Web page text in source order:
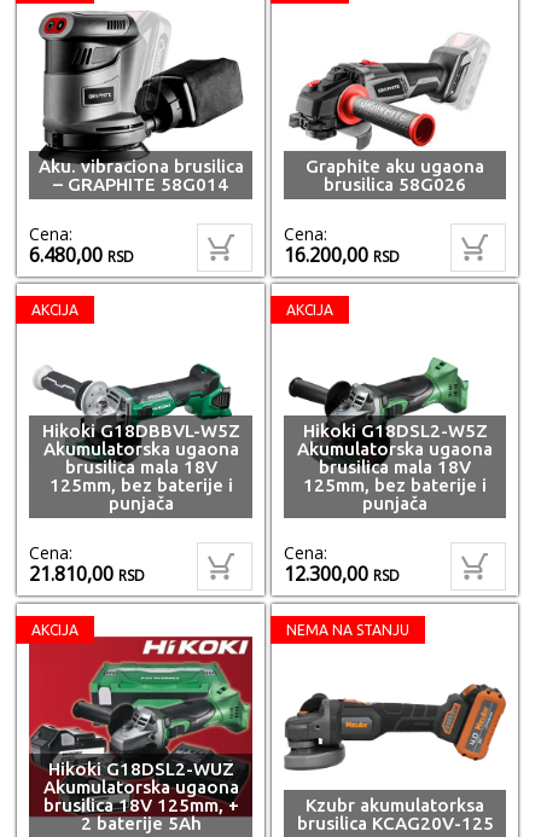
Aku. vibraciona brusilica
– GRAPHITE 58G014
Cena:
6.480,00RSD
Graphite aku ugaona
brusilica 58G026
Cena:
16.200,00RSD
AKCIJA
Hikoki G18DBBVL-W5Z
Akumulatorska ugaona
brusilica mala 18V
125mm, bez baterije i
punjača
Cena:
21.810,00RSD
AKCIJA
Hikoki G18DSL2-W5Z
Akumulatorska ugaona
brusilica mala 18V
125mm, bez baterije i
punjača
Cena:
12.300,00RSD
AKCIJA
Hikoki G18DSL2-WUZ
Akumulatorska ugaona
brusilica 18V 125mm, +
2 baterije 5Ah
NEMA NA STANJU
Kzubr akumulatorksa
brusilica KCAG20V-125